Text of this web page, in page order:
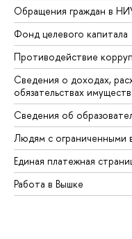
Обращения граждан в
Фонд целевого капитала
Противодействие
Сведения о доходах,
обязательствах
Сведения об
Людям с ограниченными
Единая платежная
Работа в Вышке